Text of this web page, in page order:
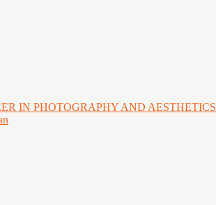
IN PHOTOGRAPHY AND AESTHETICS